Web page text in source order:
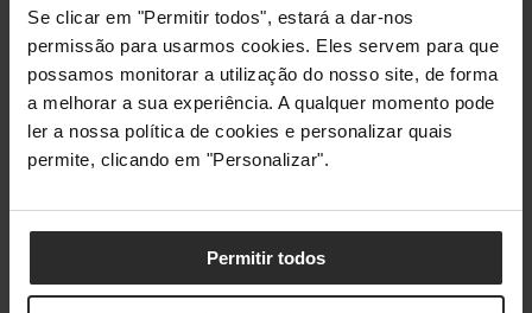
Se clicar em "Permitir todos", estará a dar-nos
permissão para usarmos cookies. Eles servem para que
possamos monitorar a utilização do nosso site, de forma
a melhorar a sua experiência. A qualquer momento pode
ler a nossa política de cookies e personalizar quais
permite, clicando em "Personalizar".
Permitir todos
Cada vez é mais difícil manteres o teu telemóvel com
bateria durante um dia inteiro. Alguns
uma autonomia muito duradoura e fiável. Assim sendo,
podes delegar muitas tarefas que não são exclusivas de
um
receber e responder a mensagens. Isto vai-te poupar
bateria e tornar o teusmartwatchum complemento muito